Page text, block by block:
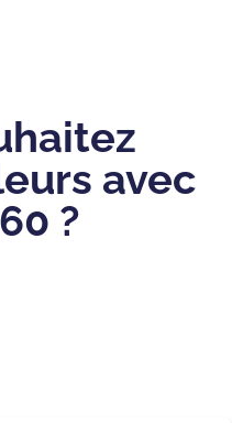
avec
?